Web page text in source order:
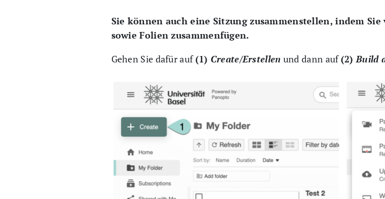
Sie können auch eine Sitzung zusammenstellen, indem
sowie Folien zusammenfügen.
Gehen Sie dafür auf (1) Create/Erstellen und dann auf (2)Build